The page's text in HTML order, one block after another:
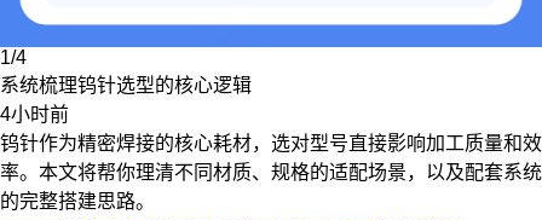
1/4
系统梳理钨针选型的核心逻辑
4小时前
钨针作为精密焊接的核心耗材，选对型号直接影响加工质量和效
率。本文将帮你理清不同材质、规格的适配场景，以及配套系统
的完整搭建思路。